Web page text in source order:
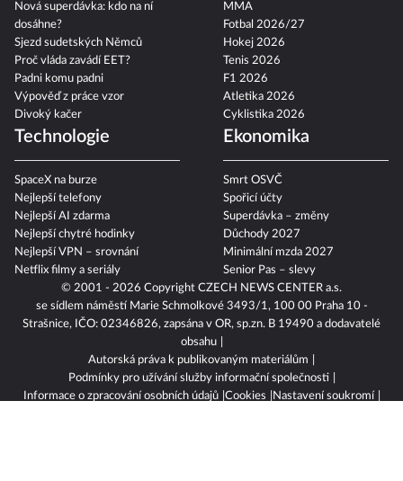
© 2001 - 2026 Copyright CZECH NEWS CENTER a.s.
se sídlem náměstí Marie Schmolkové 3493/1, 100 00 Praha 10 -
Strašnice, IČO: 02346826, zapsána v OR, sp.zn. B 19490 a dodavatelé
obsahu
Autorská práva k publikovaným materiálům
Podmínky pro užívání služby informační společnosti
Informace o zpracování osobních údajů Cookies
Nastavení soukromí
Nová superdávka: kdo na ní
dosáhne?
Sjezd sudetských Němců
Proč vláda zavádí EET?
Padni komu padni
Výpověď z práce vzor
Divoký kačer
MMA
Fotbal 2026/27
Hokej 2026
Tenis 2026
F1 2026
Atletika 2026
Cyklistika 2026
Technologie
SpaceX na burze
Nejlepší telefony
Nejlepší AI zdarma
Nejlepší chytré hodinky
Nejlepší VPN – srovnání
Netflix filmy a seriály
Ekonomika
Smrt OSVČ
Spořicí účty
Superdávka – změny
Důchody 2027
Minimální mzda 2027
Senior Pas – slevy